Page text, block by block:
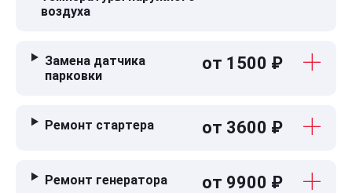
воздуха
Замена датчика
парковки
от 1500 ₽
Ремонт стартера от 3600 ₽
Ремонт генератора от 9900 ₽